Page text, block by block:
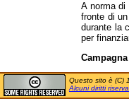
A norma di
fronte di
durante la
per
Questo sito è (C)
Alcuni diritti